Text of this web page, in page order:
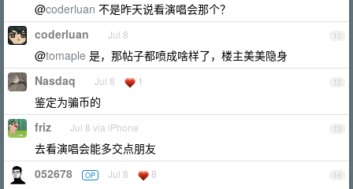
@coderluan 不是昨天说看演唱会那个？
11
coderluan Jul 8
@tomaple 是，那帖子都喷成啥样了，楼主美美隐身
12
Nasdaq Jul 8 1
鉴定为骗币的
13
friz Jul 8 via iPhone
去看演唱会能多交点朋友
14
052678 OP Jul 8 8